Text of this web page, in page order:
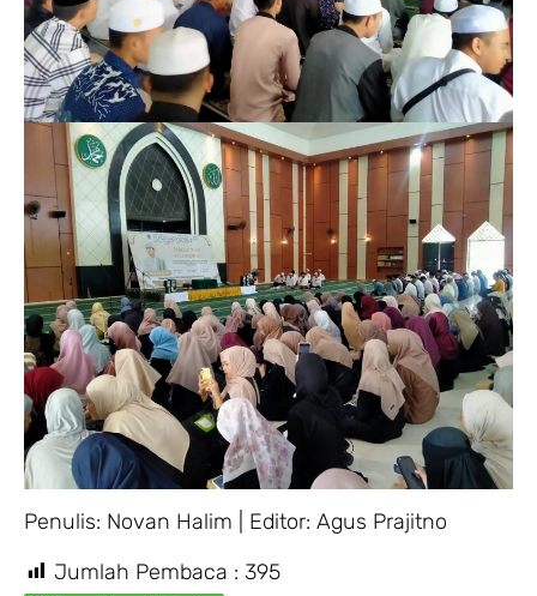
Penulis: Novan Halim | Editor: Agus Prajitno
Jumlah Pembaca : 395